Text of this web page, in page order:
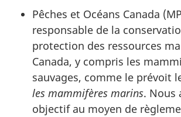
Pêches et Océans Canada
responsable de la
protection des ressources
Canada, y compris les
sauvages, comme le prévoit
les mammifères marins. Nous
objectif au moyen de